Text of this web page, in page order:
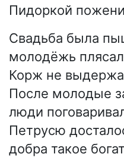
Пидоркой
Свадьба была
молодёжь
Корж не
После молодые
люди
Петрусю
добра такое